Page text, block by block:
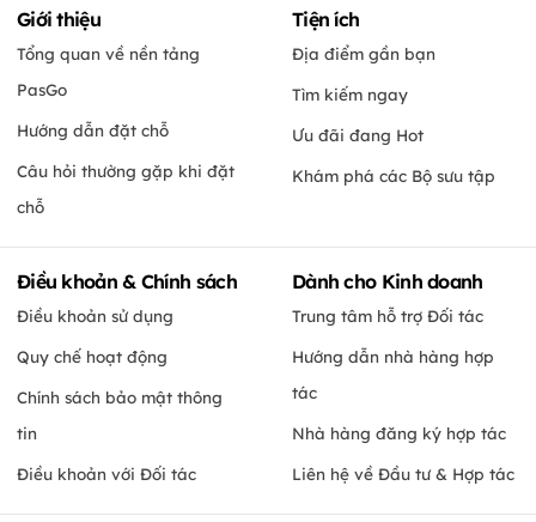
Giới thiệu
Tổng quan về nền tảng
PasGo
Hướng dẫn đặt chỗ
Câu hỏi thường gặp khi đặt
chỗ
Tiện ích
Địa điểm gần bạn
Tìm kiếm ngay
Ưu đãi đang Hot
Khám phá các Bộ sưu tập
Điều khoản & Chính sách
Điều khoản sử dụng
Quy chế hoạt động
Chính sách bảo mật thông
tin
Điều khoản với Đối tác
Dành cho Kinh doanh
Trung tâm hỗ trợ Đối tác
Hướng dẫn nhà hàng hợp
tác
Nhà hàng đăng ký hợp tác
Liên hệ về Đầu tư & Hợp tác